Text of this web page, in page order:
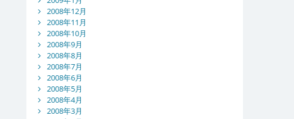
2008年12月
2008年11月
2008年10月
2008年9月
2008年8月
2008年7月
2008年6月
2008年5月
2008年4月
2008年3月